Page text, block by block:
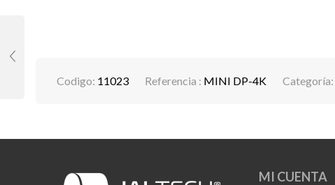
Codigo: 11023 Referencia : MINI DP-4K Categoría:
MI CUENTA